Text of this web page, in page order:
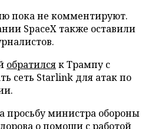
пока не комментируют.
SpaceX также оставили
обратилсяк Трампу с
сеть Starlink для атак по
просьбу министра обороны
о помощи с работой